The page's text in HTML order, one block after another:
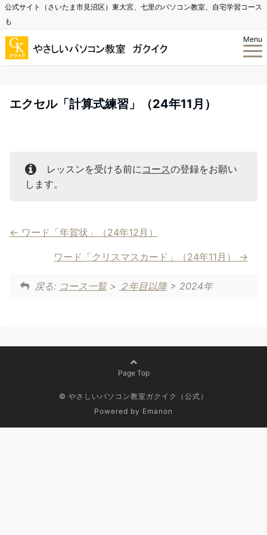
公式サイト（さいたま市見沼区）東大宮、七里のパソコン教室、自宅学習コース
も
Menu
エクセル「計算式練習」（24年11月）
レッスンを受ける前にコースの登録をお願い
します。
ワード「年賀状」（24年12月）
ワード「クリスマスカード」（24年11月）
戻る: コース一覧> ２年目以降> 2024年
Page Top
© やさしいパソコン教室ガクイク（公式）
Powered by Emanon